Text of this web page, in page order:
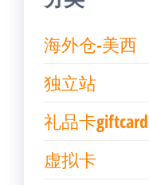
海外仓-美西
独立站
礼品卡giftcard
虚拟卡